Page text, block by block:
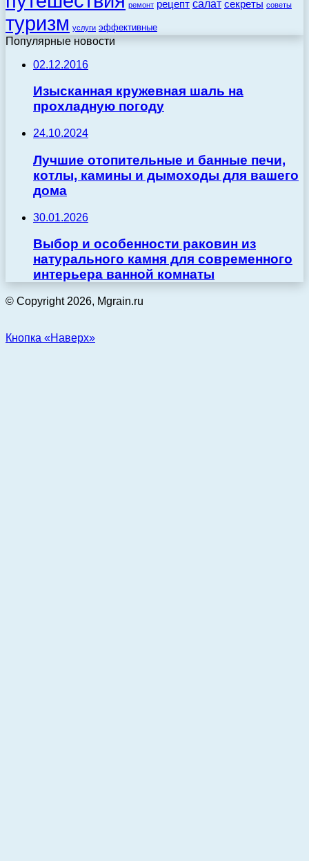
ремонт рецепт салат секреты советы
туризм услуги эффективные
Популярные новости
02.12.2016
Изысканная кружевная шаль на
прохладную погоду
24.10.2024
Лучшие отопительные и банные печи,
котлы, камины и дымоходы для вашего
дома
30.01.2026
Выбор и особенности раковин из
натурального камня для современного
интерьера ванной комнаты
© Copyright 2026, Mgrain.ru
Кнопка «Наверх»